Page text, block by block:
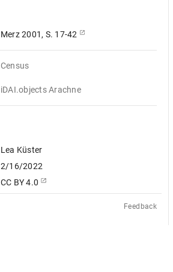
Merz 2001, S. 17-42
Census
iDAI.objects Arachne
Lea Küster
2/16/2022
CC BY 4.0
Feedback